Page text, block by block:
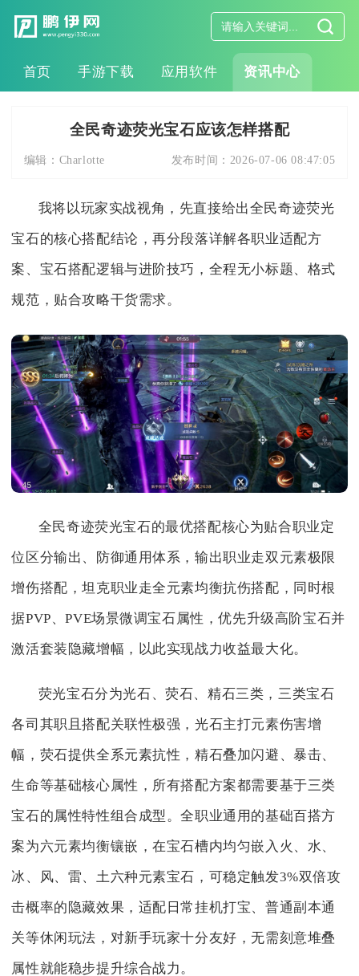
首页 手游下载 应用软件 资讯中心
全民奇迹荧光宝石应该怎样搭配
编辑： Charlotte 发布时间： 2026-07-06 08:47:05
我将以玩家实战视角，先直接给出全民奇迹荧光
宝石的核心搭配结论，再分段落详解各职业适配方
案、宝石搭配逻辑与进阶技巧，全程无小标题、格式
规范，贴合攻略干货需求。
全民奇迹荧光宝石的最优搭配核心为贴合职业定
位区分输出、防御通用体系，输出职业走双元素极限
增伤搭配，坦克职业走全元素均衡抗伤搭配，同时根
据PVP、PVE场景微调宝石属性，优先升级高阶宝石并
激活套装隐藏增幅，以此实现战力收益最大化。
荧光宝石分为光石、荧石、精石三类，三类宝石
各司其职且搭配关联性极强，光石主打元素伤害增
幅，荧石提供全系元素抗性，精石叠加闪避、暴击、
生命等基础核心属性，所有搭配方案都需要基于三类
宝石的属性特性组合成型。全职业通用的基础百搭方
案为六元素均衡镶嵌，在宝石槽内均匀嵌入火、水、
冰、风、雷、土六种元素宝石，可稳定触发3%双倍攻
击概率的隐藏效果，适配日常挂机打宝、普通副本通
关等休闲玩法，对新手玩家十分友好，无需刻意堆叠
属性就能稳步提升综合战力。